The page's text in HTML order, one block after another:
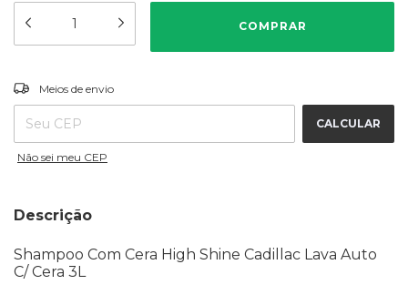
Entregas para o CEP:
Meios de envio
CALCULAR
Não sei meu CEP
Descrição
Shampoo Com Cera High Shine Cadillac Lava Auto
C/ Cera 3L